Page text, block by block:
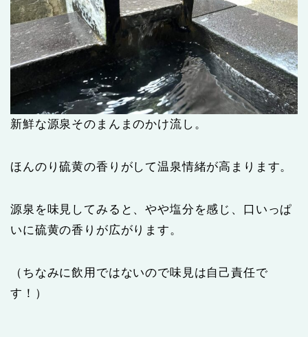
新鮮な源泉そのまんまのかけ流し。
ほんのり硫黄の香りがして温泉情緒が高まります。
源泉を味見してみると、やや塩分を感じ、口いっぱ
いに硫黄の香りが広がります。
（ちなみに飲用ではないので味見は自己責任で
す！）